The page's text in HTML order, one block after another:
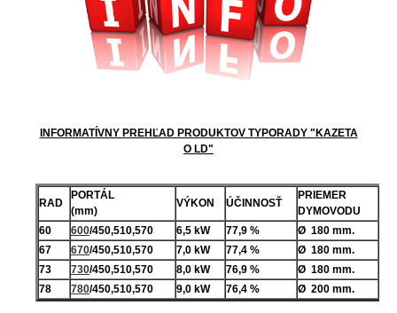
INFORMATÍVNY PREHĽAD PRODUKTOV TYPORADY "KAZETA
O LD"
RAD
PORTÁL
(mm)
VÝKON ÚČINNOSŤ
PRIEMER
DYMOVODU
60 600/450,510,570 6,5 kW 77,9 % Ø 180 mm.
67
670/450,510,570 7,0 kW 77,4 % Ø 180 mm.
73
730/450,510,570 8,0 kW 76,9 % Ø 180 mm.
78
780/450,510,570 9,0 kW 76,4 % Ø 200 mm.